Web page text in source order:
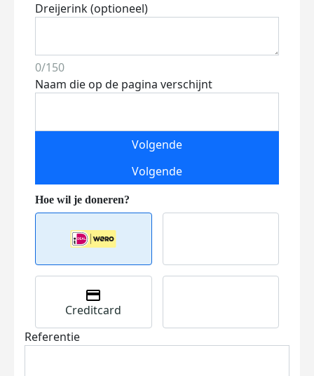
Dreijerink (optioneel)
0/150
Naam die op de pagina verschijnt
Volgende
Volgende
Creditcard
Referentie